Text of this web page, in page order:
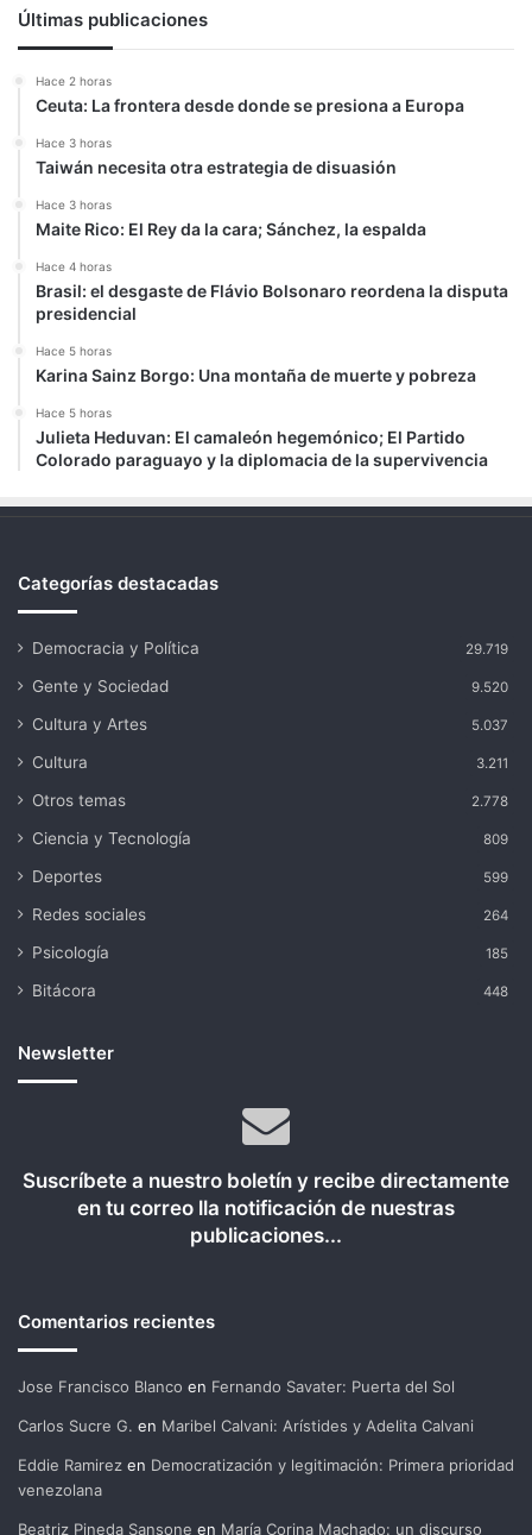
Últimas publicaciones
Hace 2 horas
Ceuta: La frontera desde donde se presiona a Europa
Hace 3 horas
Taiwán necesita otra estrategia de disuasión
Hace 3 horas
Maite Rico: El Rey da la cara; Sánchez, la espalda
Hace 4 horas
Brasil: el desgaste de Flávio Bolsonaro reordena la disputa
presidencial
Hace 5 horas
Karina Sainz Borgo: Una montaña de muerte y pobreza
Hace 5 horas
Julieta Heduvan: El camaleón hegemónico; El Partido
Colorado paraguayo y la diplomacia de la supervivencia
Categorías destacadas
Democracia y Política 29.719
Gente y Sociedad 9.520
Cultura y Artes 5.037
Cultura 3.211
Otros temas 2.778
Ciencia y Tecnología 809
Deportes 599
Redes sociales 264
Psicología 185
Bitácora 448
Newsletter
Suscríbete a nuestro boletín y recibe directamente
en tu correo lla notificación de nuestras
publicaciones...
Comentarios recientes
Jose Francisco Blanco en Fernando Savater: Puerta del Sol
Carlos Sucre G. en Maribel Calvani: Arístides y Adelita Calvani
Eddie Ramirez en Democratización y legitimación: Primera prioridad
venezolana
Beatriz Pineda Sansone en María Corina Machado: un discurso